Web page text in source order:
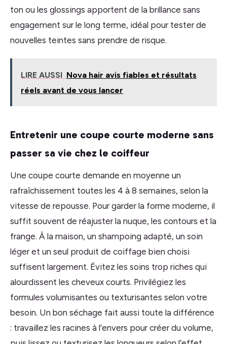
ton ou les glossings apportent de la brillance sans
engagement sur le long terme, idéal pour tester de
nouvelles teintes sans prendre de risque.
LIRE AUSSI Nova hair avis fiables et résultats
réels avant de vous lancer
Entretenir une coupe courte moderne sans
passer sa vie chez le coiffeur
Une coupe courte demande en moyenne un
rafraîchissement toutes les 4 à 8 semaines, selon la
vitesse de repousse. Pour garder la forme moderne, il
suffit souvent de réajuster la nuque, les contours et la
frange. À la maison, un shampoing adapté, un soin
léger et un seul produit de coiffage bien choisi
suffisent largement. Évitez les soins trop riches qui
alourdissent les cheveux courts. Privilégiez les
formules volumisantes ou texturisantes selon votre
besoin. Un bon séchage fait aussi toute la différence
: travaillez les racines à l’envers pour créer du volume,